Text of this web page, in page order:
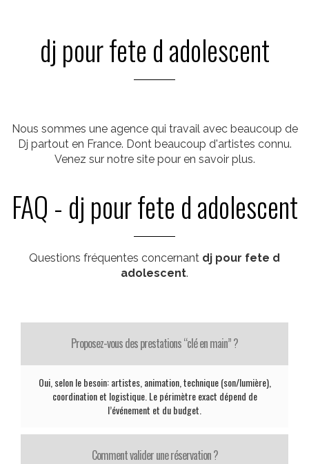
dj pour fete d adolescent
Nous sommes une agence qui travail avec beaucoup de
Dj partout en France. Dont beaucoup d'artistes connu.
Venez sur notre site pour en savoir plus.
FAQ - dj pour fete d adolescent
Questions fréquentes concernant dj pour fete d
adolescent.
Proposez-vous des prestations “clé en main” ?
Oui, selon le besoin: artistes, animation, technique (son/lumière),
coordination et logistique. Le périmètre exact dépend de
l’événement et du budget.
Comment valider une réservation ?